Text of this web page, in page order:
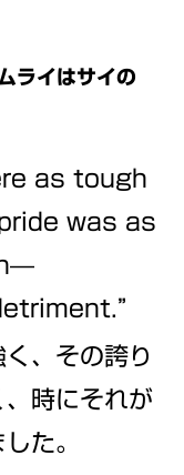
イはサイの
as tough
was as
、その誇り
時にそれが
た。